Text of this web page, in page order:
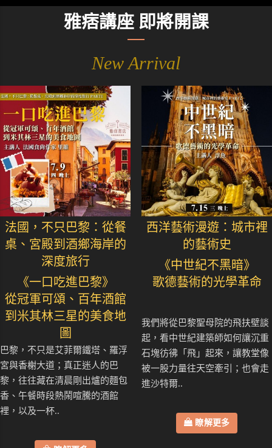
雅痞講座 即將開課
New Arrival
法國，不只巴黎：從餐
桌、宮殿到酒鄉海岸的
深度旅行
《一口吃進巴黎》
從冠軍可頌、百年酒館
到米其林三星的美食地
圖
巴黎，不只是艾菲爾鐵塔、羅浮
宮與香榭大道；真正迷人的巴
黎，往往藏在清晨剛出爐的麵包
香、午餐時段熱鬧喧騰的酒館
裡，以及一杯..
西洋藝術漫遊：城市裡
的藝術史
《中世紀不黑暗》
歌德藝術的光學革命
我們將從巴黎聖母院的飛扶壁談
起，看中世紀建築師如何讓沉重
石塊彷彿「飛」起來，讓教堂像
被一股力量往天空牽引；也會走
進沙特爾..
瞭解更多